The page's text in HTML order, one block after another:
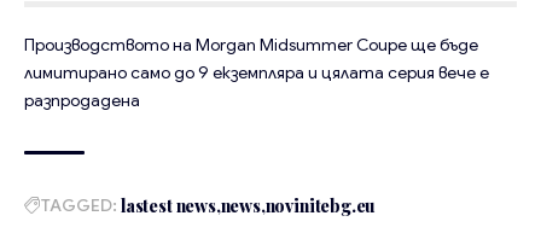
Производството на Morgan Midsummer Coupe ще бъде
лимитирано само до 9 екземпляра и цялата серия вече е
разпродадена
TAGGED: lastest news news novinitebg.eu